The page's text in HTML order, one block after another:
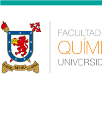
Pasar al contenido principal